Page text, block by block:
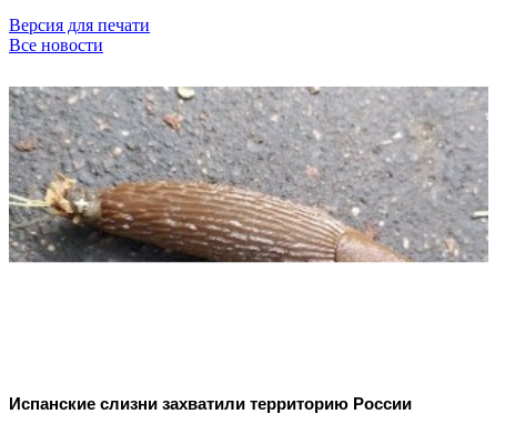
Версия для печати
Все новости
Испанские слизни захватили территорию России